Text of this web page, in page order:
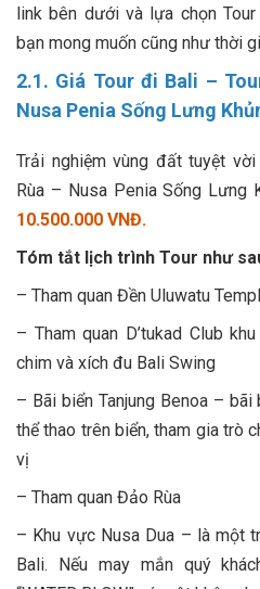
link bên dưới và lựa chọn
bạn mong muốn cũng như thời
2.1. Giá Tour đi Bali –
Nusa Penia Sống Lưng
Trải nghiệm vùng đất tuyệt
Rùa – Nusa Penia Sống Lưng
10.500.000 VNĐ.
Tóm tắt lịch trình Tour như
– Tham quan Đền Uluwatu
– Tham quan D’tukad Club
chim và xích đu Bali Swing
– Bãi biển Tanjung Benoa –
thể thao trên biển, tham gia trò
vị
– Tham quan Đảo Rùa
– Khu vực Nusa Dua – là một
Bali. Nếu may mắn quý